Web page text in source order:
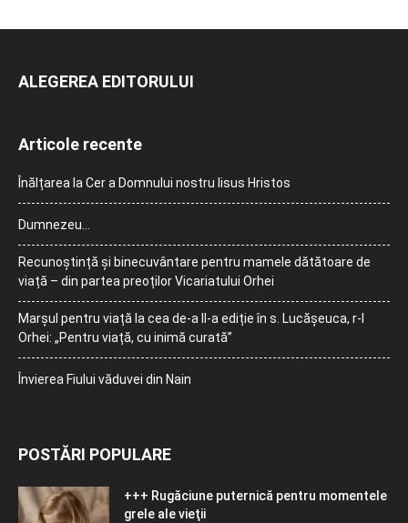
ALEGEREA EDITORULUI
Articole recente
Înălțarea la Cer a Domnului nostru Iisus Hristos
Dumnezeu…
Recunoștință și binecuvântare pentru mamele dătătoare de
viață – din partea preoților Vicariatului Orhei
Marșul pentru viață la cea de-a II-a ediție în s. Lucășeuca, r-l
Orhei: „Pentru viață, cu inimă curată”
Învierea Fiului văduvei din Nain
POSTĂRI POPULARE
+++ Rugăciune puternică pentru momentele
grele ale vieţii